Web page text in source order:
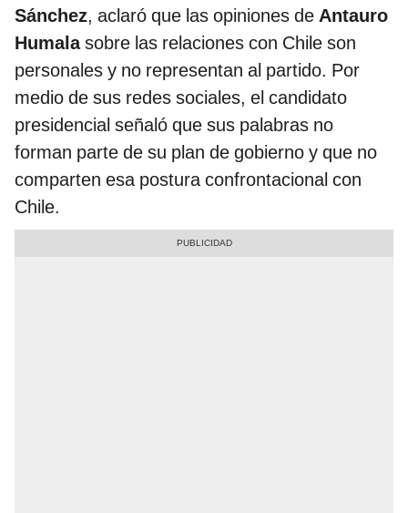
Sánchez, aclaró que las opiniones de Antauro
Humalasobre las relaciones con Chile son
personales y no representan al partido. Por
medio de sus redes sociales, el candidato
presidencial señaló que sus palabras no
forman parte de su plan de gobierno y que no
comparten esa postura confrontacional con
Chile.